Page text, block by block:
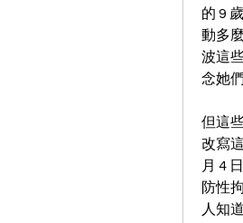
的 9
動多
波這
念她
但這
改寫
月 4
防性
人知